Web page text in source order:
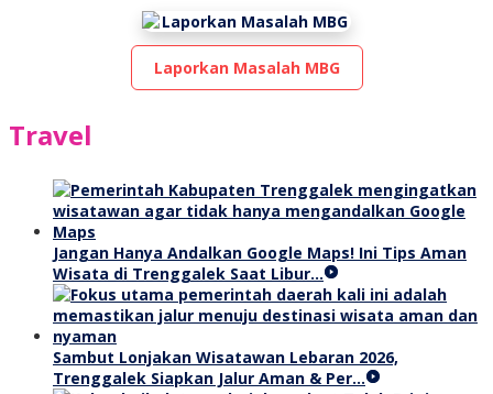
Laporkan Masalah MBG
Travel
Jangan Hanya Andalkan Google Maps! Ini Tips Aman
Wisata di Trenggalek Saat Libur…
Sambut Lonjakan Wisatawan Lebaran 2026,
Trenggalek Siapkan Jalur Aman & Per…